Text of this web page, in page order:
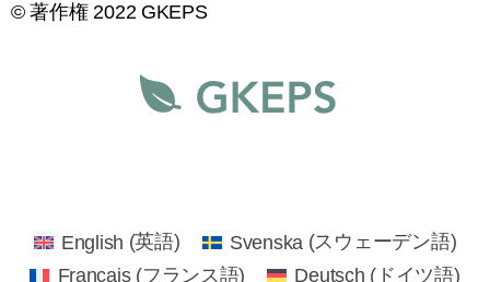
© 著作権 2022 GKEPS
English (英語) Svenska (スウェーデン語)
Français(フランス語) Deutsch ( ドイツ語)